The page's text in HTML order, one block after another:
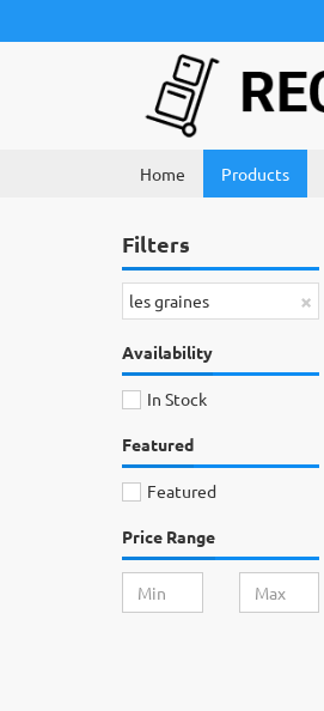
Home Products
Filters
×
les graines
Availability
In Stock
Featured
Featured
Price Range